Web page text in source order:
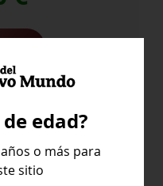
edad?
o más para
sitio